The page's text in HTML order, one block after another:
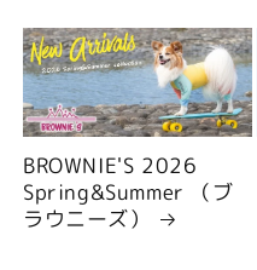
BROWNIE'S 2026
Spring&Summer （ブ
ラウニーズ）